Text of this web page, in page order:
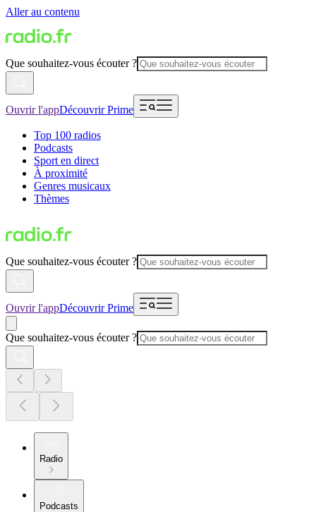
Aller au contenu
Que souhaitez-vous écouter ?
Ouvrir l'appDécouvrir Prime
Top 100 radios
Podcasts
Sport en direct
À proximité
Genres musicaux
Thèmes
Que souhaitez-vous écouter ?
Ouvrir l'appDécouvrir Prime
Que souhaitez-vous écouter ?
Radio
Podcasts